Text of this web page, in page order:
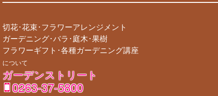
切花･花束･フラワーアレンジメント
ガーデニング･バラ･庭木･果樹
フラワーギフト･各種ガーデニング講座
について
ガーデンストリート
0263-37-5800